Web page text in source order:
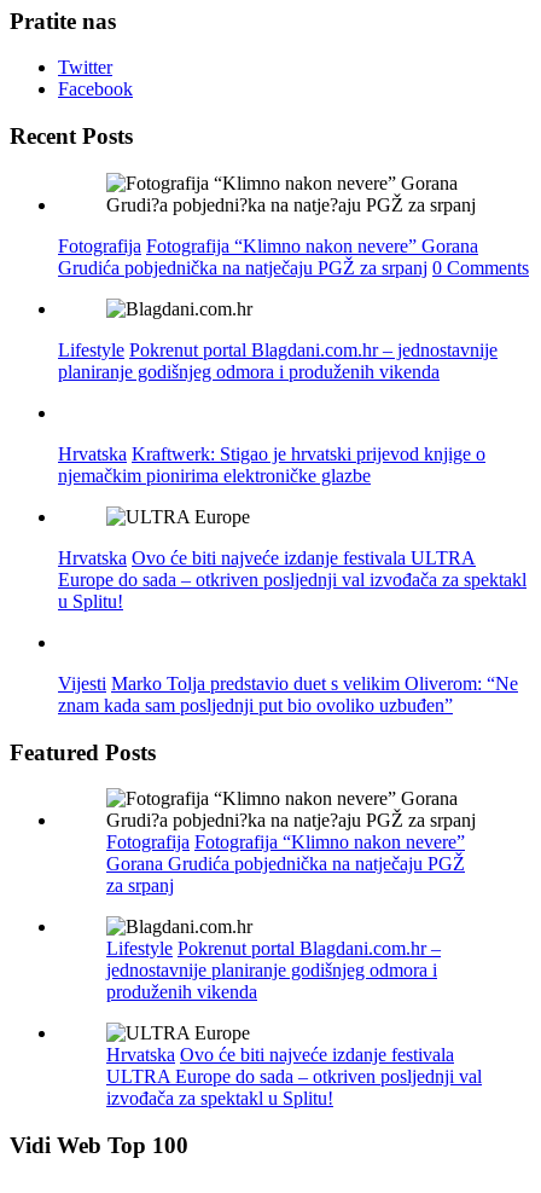
Pratite nas
Twitter
Facebook
Recent Posts
Fotografija Fotografija “Klimno nakon nevere” Gorana
Grudića pobjednička na natječaju PGŽ za srpanj 0 Comments
Lifestyle Pokrenut portal Blagdani.com.hr – jednostavnije
planiranje godišnjeg odmora i produženih vikenda
Hrvatska Kraftwerk: Stigao je hrvatski prijevod knjige o
njemačkim pionirima elektroničke glazbe
Hrvatska Ovo će biti najveće izdanje festivala ULTRA
Europe do sada – otkriven posljednji val izvođača za spektakl
u Splitu!
Vijesti Marko Tolja predstavio duet s velikim Oliverom: “Ne
znam kada sam posljednji put bio ovoliko uzbuđen”
Featured Posts
Fotografija Fotografija “Klimno nakon nevere”
Gorana Grudića pobjednička na natječaju PGŽ
za srpanj
Lifestyle Pokrenut portal Blagdani.com.hr –
jednostavnije planiranje godišnjeg odmora i
produženih vikenda
Hrvatska Ovo će biti najveće izdanje festivala
ULTRA Europe do sada – otkriven posljednji val
izvođača za spektakl u Splitu!
Vidi Web Top 100